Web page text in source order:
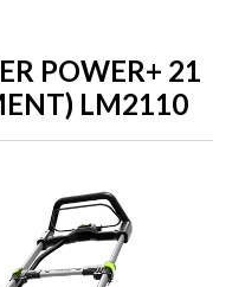
POWER+ 21
LM2110